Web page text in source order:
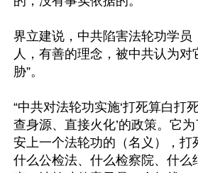
界立建说，中共陷害法轮功学员
人，有善的理念，被中共认为对
胁”。
“中共对法轮功实施‘打死算白打
查身源、直接火化’的政策。它
安上一个法轮功的（名义），打
什么公检法、什么检察院、什么